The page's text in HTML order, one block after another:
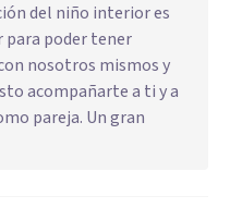
del niño interior es
para poder tener
nosotros mismos y
acompañarte a ti y a
pareja. Un gran